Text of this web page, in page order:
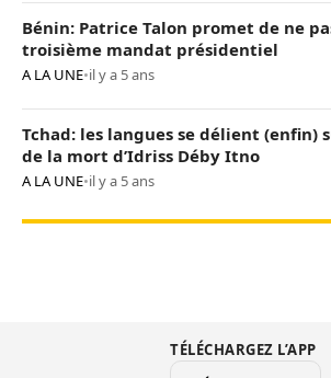
Bénin: Patrice Talon promet de ne
troisième mandat présidentiel
A LA UNE•il y a 5 ans
Tchad: les langues se délient (enfin)
de la mort d’Idriss Déby Itno
A LA UNE•il y a 5 ans
TÉLÉCHARGEZ L’APP